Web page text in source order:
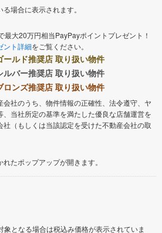
場合に表示されます。
最大20万円相当PayPayポイントプレゼント！
ント詳細をご覧ください。
ールド推奨店 取り扱い物件
ルバー推奨店 取り扱い物件
ロンズ推奨店 取り扱い物件
社のうち、物件情報の正確性、法令遵守、ヤ
当社所定の基準を満たした優良な店舗運営を
（もしくは当該認定を受けた不動産会社の取
たポップアップが開きます。
となる場合は税込み価格が表示されていま